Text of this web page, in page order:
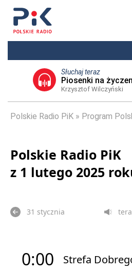
Słuchaj teraz
Piosenki na
Krzysztof Wilczyński
Polskie Radio PiK Program
Polskie Radio PiK
z 1 lutego 2025
31 stycznia
0:00